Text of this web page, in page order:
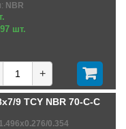
NBR
шт.
+
9 TCY NBR 70-C-C
0.354